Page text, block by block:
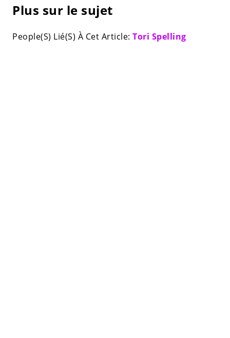
Plus sur le sujet
People(S) Lié(S) À Cet Article: Tori Spelling